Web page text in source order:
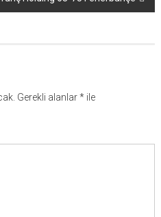
Gerekli alanlar*ile